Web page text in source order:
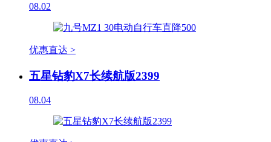
08.02
优惠直达 >
五星钻豹X7长续航版2399
08.04